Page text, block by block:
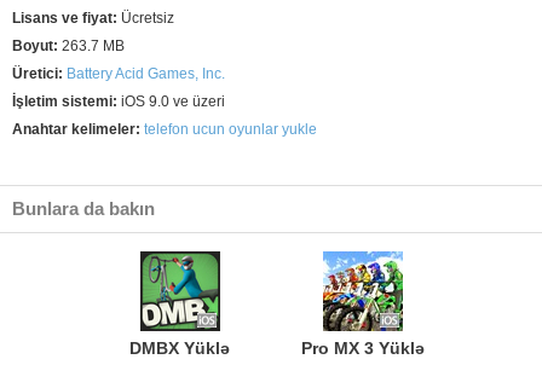
Lisans ve fiyat: Ücretsiz
Boyut: 263.7 MB
Üretici: Battery Acid Games, Inc.
İşletim sistemi: iOS 9.0 ve üzeri
Anahtar kelimeler: telefon ucun oyunlar yukle
Bunlara da bakın
DMBX Yüklə Pro MX 3 Yüklə